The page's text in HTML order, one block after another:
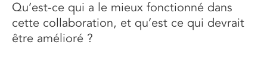
Qu’est-ce qui a le mieux fonctionné dans
cette collaboration, et qu’est ce qui devrait
être amélioré ?